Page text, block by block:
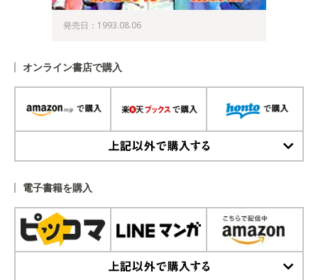
発売日：1993.08.06
オンライン書店で購入
電子書籍を購入